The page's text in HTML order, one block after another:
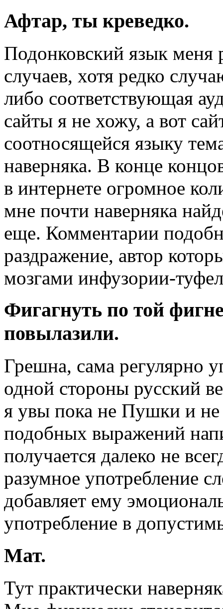
Афтар, ты креведко.
Подонковский язык меня
случаев, хотя редко
либо соответствующая
сайты я не хожу, а вот
соотносящейся языку
наверняка. В конце
в интернете огромное
мне почти наверняка
еще. Комментарии
раздражение, автор
мозгами инфузории-
Фигагнуть по той
повылазили.
Грешна, сама регулярно
одной стороны русский
я увы пока не Пушки и не
подобных выражений
получается далеко не
разумное употребление
добавляет ему
употребление в
Мат.
Тут практически